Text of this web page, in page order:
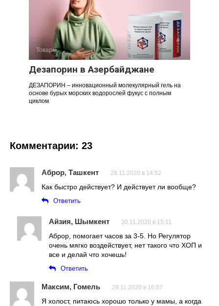
Товары
Дезапорин в Азербайджане
ДЕЗАПОРИН – инновационный молекулярный гель на
основе бурых морских водорослей фукус с полным
циклом
Комментарии: 23
Аброр, Ташкент 28.11.2020 в 14:52
Как быстро действует? И действует ли вообще?
Ответить
Айзия, Шымкент 30.11.2020 в 15:11
Аброр, помогает часов за 3-5. Но Регулятор
очень мягко воздействует, нет такого что ХОП и
все и делай что хочешь!
Ответить
Максим, Гомель 29.11.2020 в 16:57
Я холост, питаюсь хорошо только у мамы, а когда